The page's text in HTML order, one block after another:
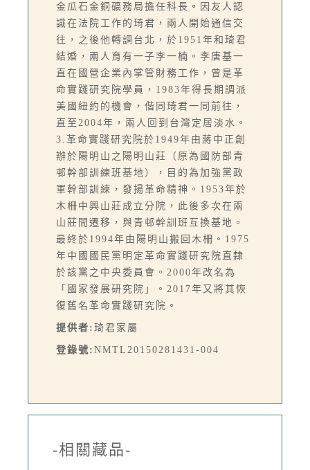
金瓜石金銅礦務局擔任科長。因友人認
識在法院工作的琦君，兩人開始通信交
往，之後他轉調台北，於1951年和琦君
結婚，兩人育有一子李一楠。李唐基一
直在國營企業內掌管財務工作，曾是革
命實踐研究院學員，1983年得長期調派
美國紐約的機會，偕同琦君一同前往，
直至2004年，兩人回到台灣定居淡水。
3.革命實踐研究院於1949年由蔣中正創
辦於陽明山之陽明山莊（原為國防部青
邨幹部訓練班基地），目的為加強黨政
軍幹部訓練，發揚革命精神。1953年於
木柵中興山莊成立分院，此後多次在兩
山莊間遷移，與青邨幹訓班互換基地。
最終於1994年由陽明山搬回木柵。1975
年中國國民黨明定革命實踐研究院直隸
於該黨之中央委員會。2000年改名為
「國家發展研究院」。2017年又將其恢
復舊名革命實踐研究院。
提供者: 琦君家屬
登錄號: NMTL20150281431-004
-相關藏品-